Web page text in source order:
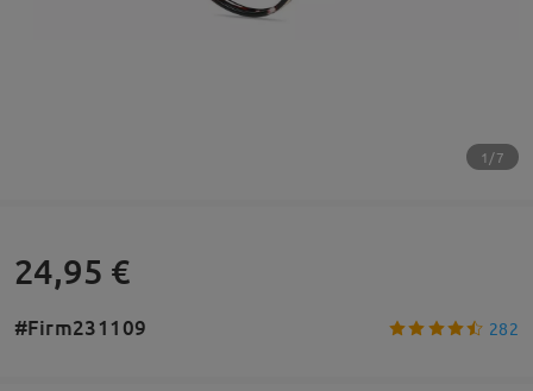
1/7
24,95 €
#Firm231109 282